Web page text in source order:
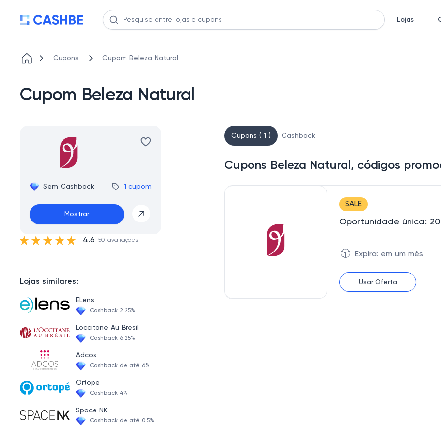
Lojas
Cupons Cupom Beleza Natural
Cupom Beleza Natural
Sem Cashback 1 cupom
Mostrar
4.6 50 avaliações
Lojas similares:
ELens
Cashback 2.25%
Loccitane Au Bresil
Cashback 6.25%
Adcos
Cashback de até 6%
Ortope
Cashback 4%
Space NK
Cashback de até 0.5%
Cupons ( 1 ) Cashback
Cupons Beleza Natural, códigos
SALE
Oportunidade única:
🕥 Expira: em um mês
Usar Oferta